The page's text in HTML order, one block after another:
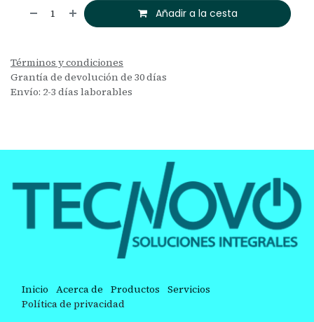
Añadir a la cesta
Términos y condiciones
Grantía de devolución de 30 días
Envío: 2-3 días laborables
Inicio Acerca de Productos Servicios
Política de privacidad